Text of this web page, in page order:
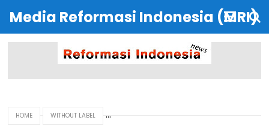
Media Reformasi Indonesia (MRI)
HOME WITHOUT LABEL